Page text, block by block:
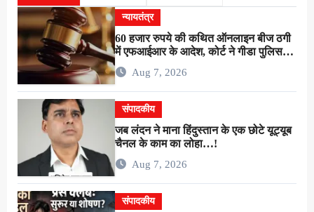
न्यायतंत्र
60 हजार रुपये की कथित ऑनलाइन बीज ठगी
में एफआईआर के आदेश, कोर्ट ने गीडा पुलिस
को 24 घंटे में मुकदमा दर्ज करने का दिया निर्देश
Aug 7, 2026
संपादकीय
जब लंदन ने माना हिंदुस्तान के एक छोटे यूट्यूब
चैनल के काम का लोहा…!
Aug 7, 2026
संपादकीय